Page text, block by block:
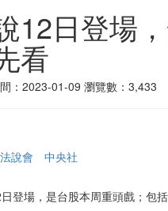
12日登場
看
：2023-01-09 瀏覽數：3,433
法說會
中央社
登場，是台股本周重頭戲；包